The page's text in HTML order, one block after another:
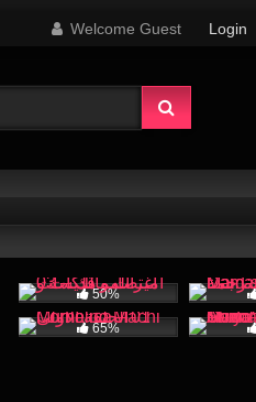
Welcome Guest Login
50%
65%